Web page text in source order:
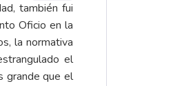
también fui
Oficio en la
la normativa
el
grande que el